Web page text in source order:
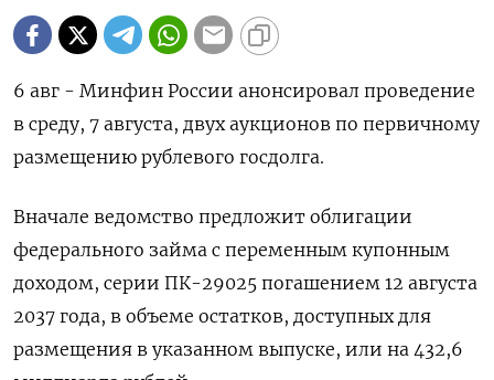
6 авг - Минфин России анонсировал проведение
в среду, 7 августа, двух аукционов по первичному
размещению рублевого госдолга.
Вначале ведомство предложит облигации
федерального займа с переменным купонным
доходом, серии ПК-29025 погашением 12 августа
2037 года, в объеме остатков, доступных для
размещения в указанном выпуске, или на 432,6